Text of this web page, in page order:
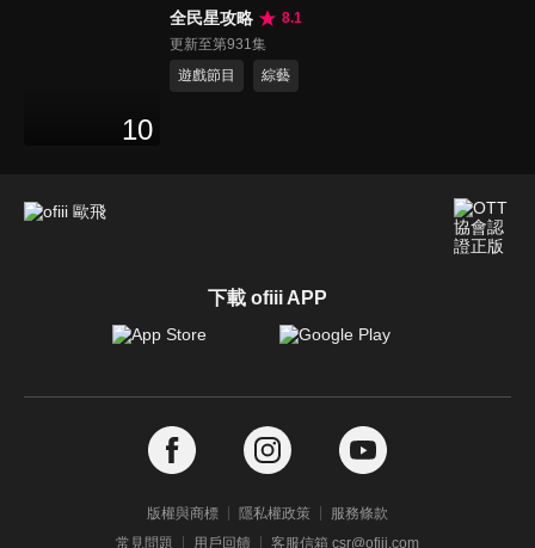
10
全民星攻略
8.1
更新至第931集
遊戲節目
綜藝
下載 ofiii APP
版權與商標 隱私權政策
服務條款
常見問題
用戶回饋 客服信箱 csr@ofiii.com